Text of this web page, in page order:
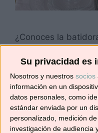
Su privacidad es
Nosotros y nuestros socios
información en un
datos personales, como
estándar enviada por un
personalizado, medición
investigación de audiencia
¿Conoces la
TWIST&FUSION
pocos días que ha
encantada con ella.
elegante con
motor DC de 800
digital con 8
de acero inoxidable